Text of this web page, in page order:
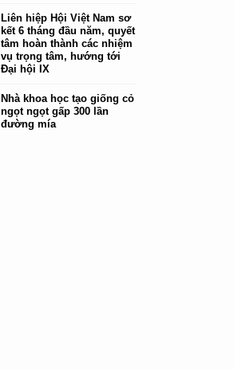
Liên hiệp Hội Việt Nam sơ
kết 6 tháng đầu năm, quyết
tâm hoàn thành các nhiệm
vụ trọng tâm, hướng tới
Đại hội IX
Nhà khoa học tạo giống cỏ
ngọt ngọt gấp 300 lần
đường mía